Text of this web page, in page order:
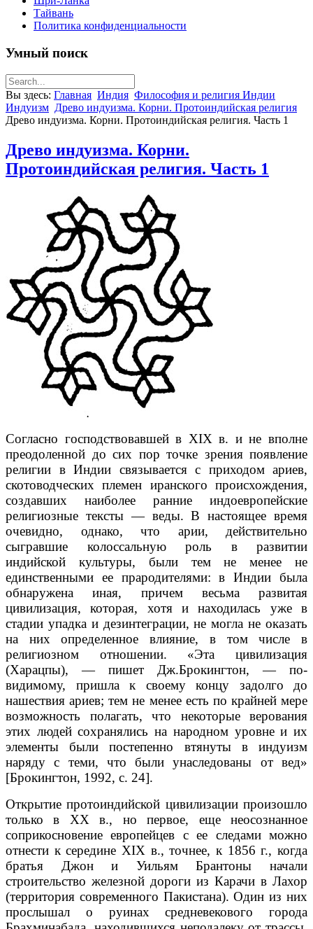
Тайвань
Политика конфиденциальности
Умный поиск
Вы здесь: Главная Индия Философия и религия Индии
Индуизм Древо индуизма. Корни. Протоиндийская религия
Древо индуизма. Корни. Протоиндийская религия. Часть 1
Древо индуизма. Корни.
Протоиндийская религия. Часть 1
Согласно господствовавшей в XIX в. и не вполне
преодоленной до сих пор точке зрения появление
религии в Индии связывается с приходом ариев,
скотоводческих племен иранского происхождения,
создавших наиболее ранние индоевропейские
религиозные тексты — веды. В настоящее время
очевидно, однако, что арии, действительно
сыгравшие колоссальную роль в развитии
индийской культуры, были тем не менее не
единственными ее прародителями: в Индии была
обнаружена иная, причем весьма развитая
цивилизация, которая, хотя и находилась уже в
стадии упадка и дезинтеграции, не могла не оказать
на них определенное влияние, в том числе в
религиозном отношении. «Эта цивилизация
(Харацпы), — пишет Дж.Брокингтон, — по-
видимому, пришла к своему концу задолго до
нашествия ариев; тем не менее есть по крайней мере
возможность полагать, что некоторые верования
этих людей сохранялись на народном уровне и их
элементы были постепенно втянуты в индуизм
наряду с теми, что были унаследованы от вед»
[Брокингтон, 1992, с. 24].
Открытие протоиндийской цивилизации произошло
только в XX в., но первое, еще неосознанное
соприкосновение европейцев с ее следами можно
отнести к середине ХIХ в., точнее, к 1856 г., когда
братья Джон и Уильям Брантоны начали
строительство железной дороги из Карачи в Лахор
(территория современного Пакистана). Один из них
прослышал о руинах средневекового города